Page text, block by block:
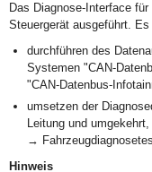
Das Diagnose-Interface
Steuergerät ausgeführt.
durchführen des
Systemen "CAN-
"CAN-Datenbus-
umsetzen der
Leitung und
→
Hinweis